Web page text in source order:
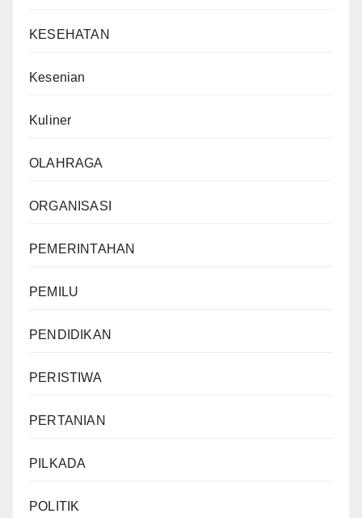
KESEHATAN
Kesenian
Kuliner
OLAHRAGA
ORGANISASI
PEMERINTAHAN
PEMILU
PENDIDIKAN
PERISTIWA
PERTANIAN
PILKADA
POLITIK